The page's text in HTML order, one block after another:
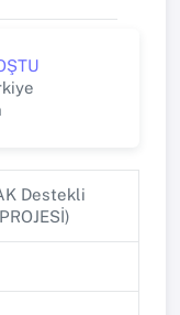
Destekli